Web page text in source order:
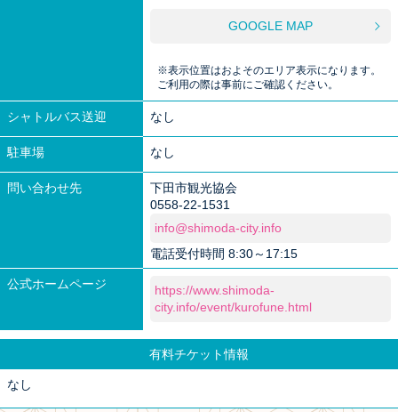
GOOGLE MAP
※表示位置はおよそのエリア表示になります。
ご利用の際は事前にご確認ください。
シャトルバス送迎 なし
駐車場 なし
問い合わせ先
下田市観光協会
0558-22-1531
info@shimoda-city.info
電話受付時間 8:30～17:15
公式ホームページ
https://www.shimoda-
city.info/event/kurofune.html
有料チケット情報
なし